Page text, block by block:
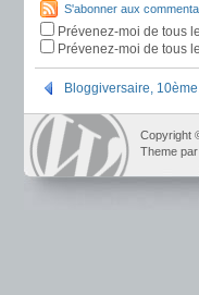
S'abonner aux
Prévenez-moi de tous
Prévenez-moi de tous
Bloggiversaire,
Copyright
Theme par